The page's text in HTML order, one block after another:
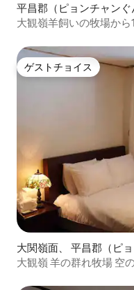
平昌郡（ピョンチャン
大観嶺羊飼いの牧場か
ゲストチョイス
ゲストチョイス
大関嶺面、 平昌郡（ピ
ァルリョンミョン）の個
大観嶺 羊の群れ牧場 空